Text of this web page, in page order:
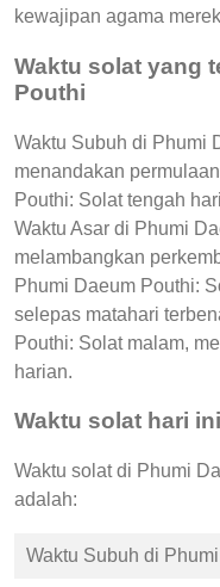
kewajipan agama
Waktu solat yang
Pouthi
Waktu Subuh di Phumi
menandakan
Pouthi: Solat tengah
Waktu Asar di Phumi
melambangkan
Phumi Daeum Pouthi:
selepas matahari
Pouthi: Solat malam,
harian.
Waktu solat hari
Waktu solat di Phumi
adalah:
Waktu Subuh di